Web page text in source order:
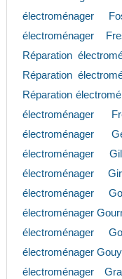
électroménager
électroménager
Réparation
Réparation
Réparation
électroménager
électroménager
électroménager
électroménager
électroménager
électroménager
électroménager
électroménager
électroménager